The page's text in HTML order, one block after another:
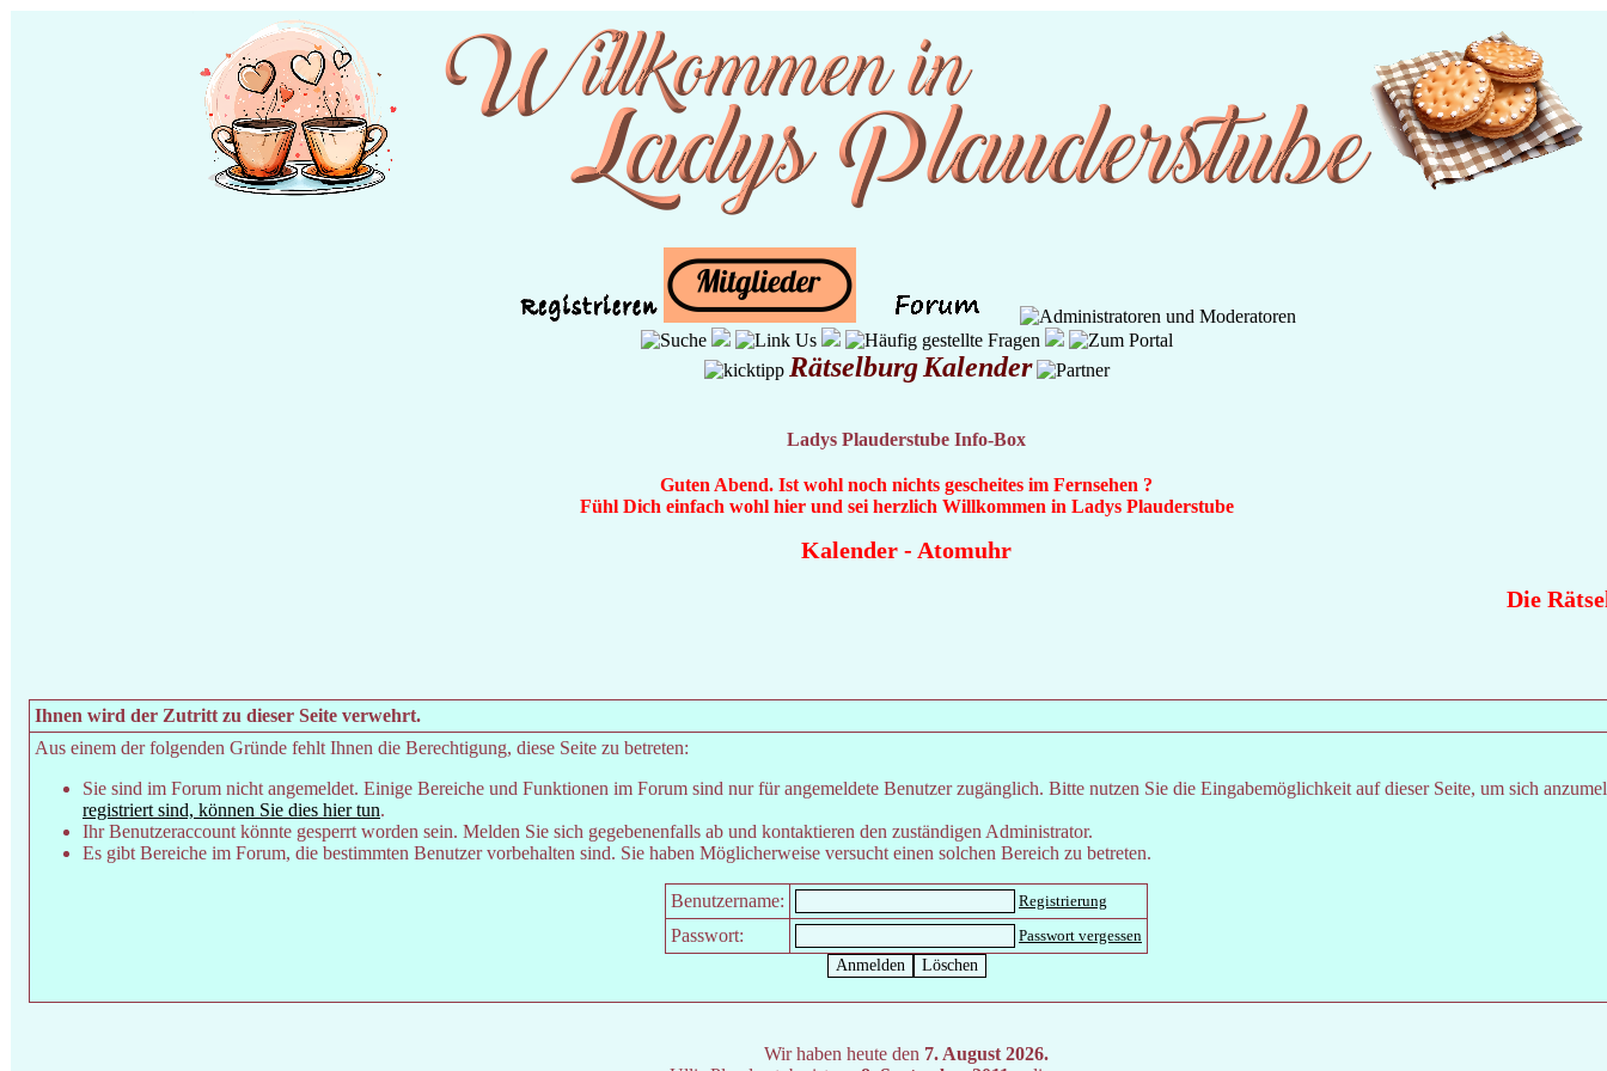
Rätselburg Kalender
Ladys Plauderstube Info-Box
Guten Abend. Ist wohl noch nichts gescheites im Fernsehen ?
Fühl Dich einfach wohl hier und sei herzlich Willkommen in Ladys Plauderstube
Kalender - Atomuhr
Die
Ihnen wird der Zutritt zu dieser Seite verwehrt.
Aus einem der folgenden Gründe fehlt Ihnen die Berechtigung, diese Seite zu betreten:
Sie sind im Forum nicht angemeldet. Einige Bereiche und Funktionen im Forum sind nur für angemeldete Benutzer zugänglich. Bitte nutzen Sie die Eingabemöglichkeit auf dieser Seite, um sich
registriert sind, können Sie dies hier tun.
Ihr Benutzeraccount könnte gesperrt worden sein. Melden Sie sich gegebenenfalls ab und kontaktieren den zuständigen Administrator.
Es gibt Bereiche im Forum, die bestimmten Benutzer vorbehalten sind. Sie haben Möglicherweise versucht einen solchen Bereich zu betreten.
Benutzername: Registrierung
Passwort: Passwort vergessen
Wir haben heute den 7. August 2026.